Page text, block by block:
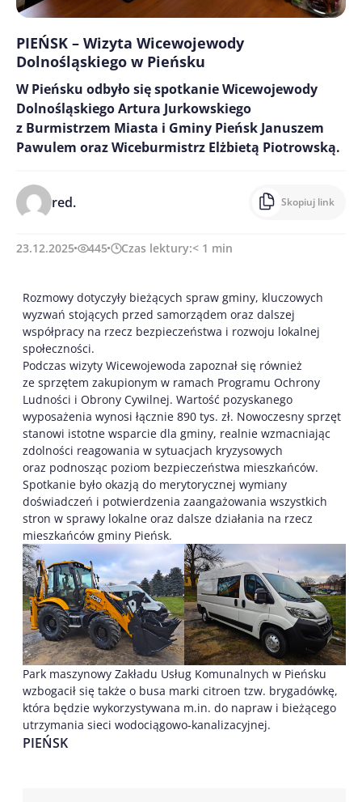
PIEŃSK – Wizyta Wicewojewody
Dolnośląskiego w Pieńsku
W Pieńsku odbyło się spotkanie Wicewojewody
Dolnośląskiego Artura Jurkowskiego
z Burmistrzem Miasta i Gminy Pieńsk Januszem
Pawulem oraz Wiceburmistrz Elżbietą Piotrowską.
red. Skopiuj link
23.12.2025 445 Czas lektury:< 1 min
Rozmowy dotyczyły bieżących spraw gminy, kluczowych
wyzwań stojących przed samorządem oraz dalszej
współpracy na rzecz bezpieczeństwa i rozwoju lokalnej
społeczności.
Podczas wizyty Wicewojewoda zapoznał się również
ze sprzętem zakupionym w ramach Programu Ochrony
Ludności i Obrony Cywilnej. Wartość pozyskanego
wyposażenia wynosi łącznie 890 tys. zł. Nowoczesny sprzęt
stanowi istotne wsparcie dla gminy, realnie wzmacniając
zdolności reagowania w sytuacjach kryzysowych
oraz podnosząc poziom bezpieczeństwa mieszkańców.
Spotkanie było okazją do merytorycznej wymiany
doświadczeń i potwierdzenia zaangażowania wszystkich
stron w sprawy lokalne oraz dalsze działania na rzecz
mieszkańców gminy Pieńsk.
Park maszynowy Zakładu Usług Komunalnych w Pieńsku
wzbogacił się także o busa marki citroen tzw. brygadówkę,
która będzie wykorzystywana m.in. do napraw i bieżącego
utrzymania sieci wodociągowo-kanalizacyjnej.
PIEŃSK